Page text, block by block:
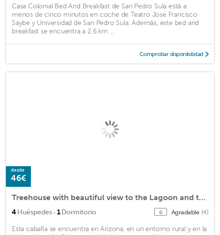
Casa Colonial Bed And Breakfast de San Pedro Sula está a
menos de cinco minutos en coche de Teatro José Francisco
Saybe y Universidad de San Pedro Sula. Además, este bed and
breakfast se encuentra a 2,6 km ...
Comprobar disponibilidad
desde
46€
Treehouse with beautiful view to the Lagoon and the mountain
4Huéspedes · 1Dormitorio 6 Agradable (4)
Esta cabaña se encuentra en Arizona, en un entorno rural y en la